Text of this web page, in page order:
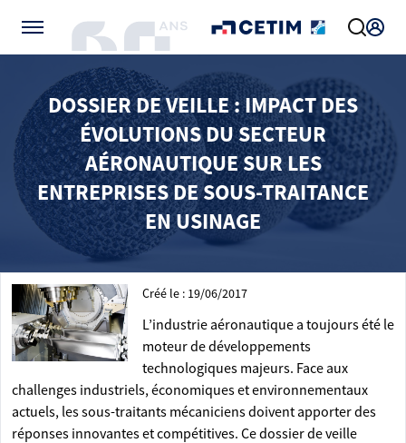
DOSSIER DE VEILLE : IMPACT DES
ÉVOLUTIONS DU SECTEUR
AÉRONAUTIQUE SUR LES
ENTREPRISES DE SOUS-TRAITANCE
EN USINAGE
Créé le : 19/06/2017
L’industrie aéronautique a toujours été le
moteur de développements
technologiques majeurs. Face aux
challenges industriels, économiques et environnementaux
actuels, les sous-traitants mécaniciens doivent apporter des
réponses innovantes et compétitives. Ce dossier de veille